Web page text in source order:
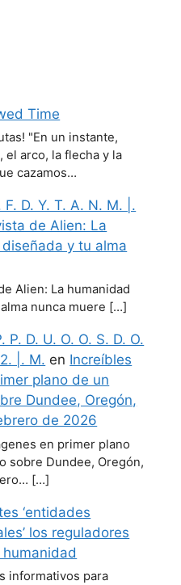
Time
"En un instante,
el arco, la flecha y la
cazamos…
F. D. Y. T. A. N. M. |.
de Alien: La
y tu alma
Alien: La humanidad
nunca muere […]
P. D. U. O. O. S. D. O.
|. M. en Increíbles
plano de un
Dundee, Oregón,
de 2026
en primer plano
sobre Dundee, Oregón,
[…]
‘entidades
los reguladores
informativos para